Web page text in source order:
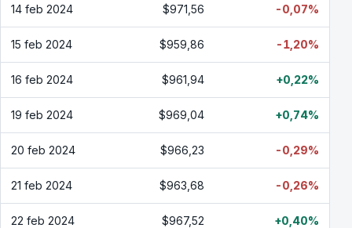
14 feb 2024 $971,56 -0,07%
15 feb 2024 $959,86 -1,20%
16 feb 2024 $961,94 +0,22%
19 feb 2024 $969,04 +0,74%
20 feb 2024 $966,23 -0,29%
21 feb 2024 $963,68 -0,26%
22 feb 2024 $967,52 +0,40%